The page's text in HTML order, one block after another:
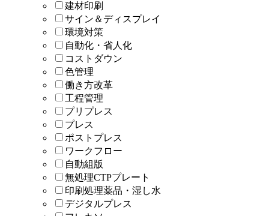
建材印刷
サイン＆ディスプレイ
環境対策
自動化・省人化
コストダウン
色管理
働き方改革
工程管理
プリプレス
プレス
ポストプレス
ワークフロー
自動組版
無処理CTPプレート
印刷処理薬品・湿し水
デジタルプレス